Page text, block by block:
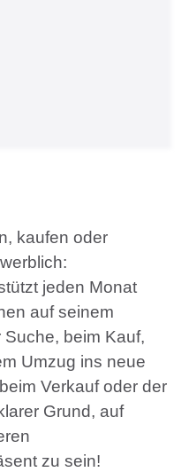
kaufen oder
jeden Monat
auf seinem
beim Kauf,
Umzug ins neue
Verkauf oder der
Grund, auf
zu sein!